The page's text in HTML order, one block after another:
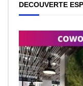
DECOUVERTE